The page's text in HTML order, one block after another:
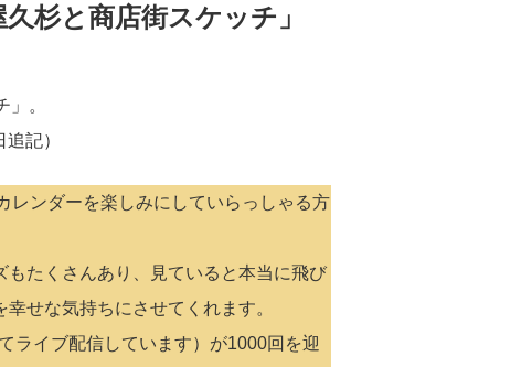
杉と商店街スケッチ」
。
記）
レンダーを楽しみにしていらっしゃる方
たくさんあり、見ていると本当に飛び
せな気持ちにさせてくれます。
ライブ配信しています）が1000回を迎